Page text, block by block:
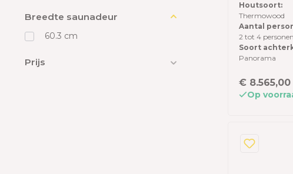
Breedte saunadeur
60.3 cm
Prijs
vloer
Houtsoort:
Thermowood
Aantal
2 tot 4 personen
Soort
Panorama
€ 8.565,00
Op